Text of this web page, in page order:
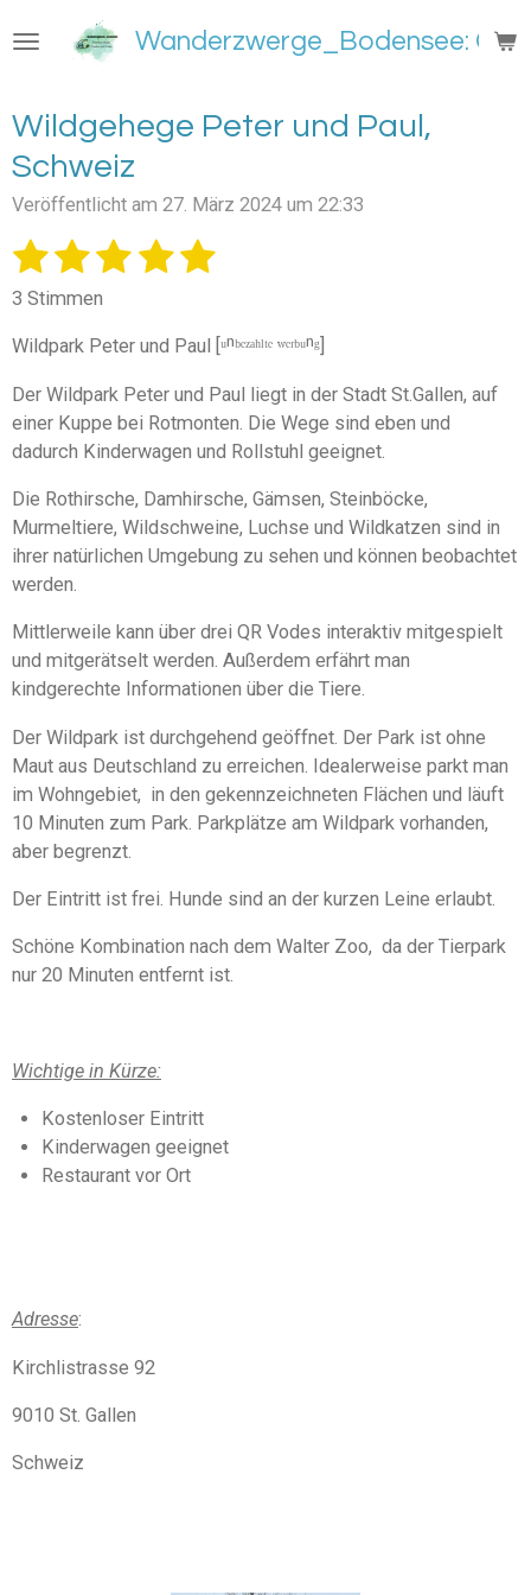
Hauptinhalt
Wanderzwerge_Bodensee:
Wildgehege Peter und Paul,
Schweiz
Veröffentlicht am 27. März 2024 um 22:33
B
e
w
e
t
u
n
:
5
S
t
e
n
1
S
t
r
n
2
S
t
r
n
e
3
S
t
r
n
e
4
t
r
n
e
5
t
r
n
e
B
r
t
u
n
g
a
s
e
n
d
3 Stimmen
Wildpark Peter und Paul [ᵘⁿᵇᵉᶻᵃʰˡᵗᵉ ʷᵉʳᵇᵘⁿᵍ]
Der Wildpark Peter und Paul liegt in der Stadt St.Gallen, auf
einer Kuppe bei Rotmonten. Die Wege sind eben und
dadurch Kinderwagen und Rollstuhl geeignet.
Die Rothirsche, Damhirsche, Gämsen, Steinböcke,
Murmeltiere, Wildschweine, Luchse und Wildkatzen sind in
ihrer natürlichen Umgebung zu sehen und können beobachtet
werden.
Mittlerweile kann über drei QR Vodes interaktiv mitgespielt
und mitgerätselt werden. Außerdem erfährt man
kindgerechte Informationen über die Tiere.
Der Wildpark ist durchgehend geöffnet. Der Park ist ohne
Maut aus Deutschland zu erreichen. Idealerweise parkt man
im Wohngebiet, in den gekennzeichneten Flächen und läuft
10 Minuten zum Park. Parkplätze am Wildpark vorhanden,
aber begrenzt.
Der Eintritt ist frei. Hunde sind an der kurzen Leine erlaubt.
Schöne Kombination nach dem Walter Zoo, da der Tierpark
nur 20 Minuten entfernt ist.
Wichtige in Kürze:
Kostenloser Eintritt
Kinderwagen geeignet
Restaurant vor Ort
Adresse:
Kirchlistrasse 92
9010 St. Gallen
Schweiz